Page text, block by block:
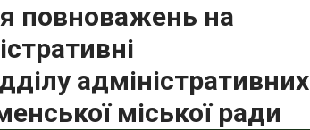
повноважень на
адміністративних
міської ради